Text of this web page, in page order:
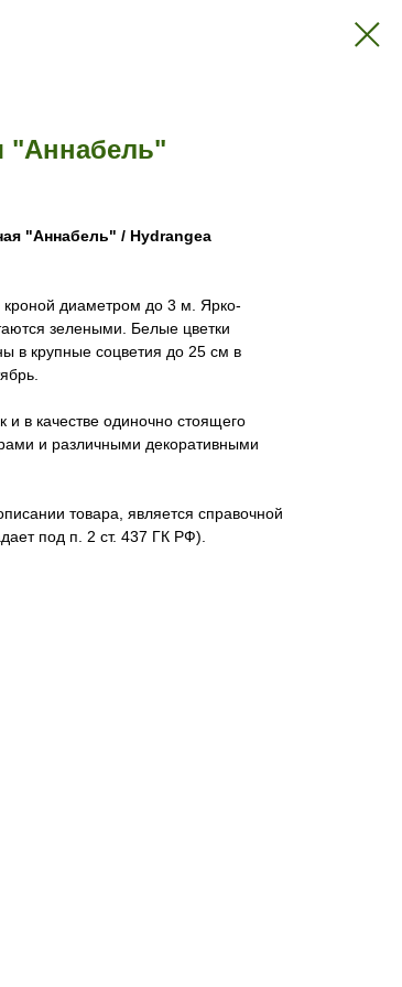
"Аннабель"
"Аннабель" / Hydrangea
кроной диаметром до 3 м. Ярко-
зелеными. Белые цветки
в крупные соцветия до 25 см в
и в качестве одиночно стоящего
и различными декоративными
товара, является справочной
под п. 2 ст. 437 ГК РФ).